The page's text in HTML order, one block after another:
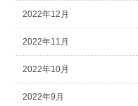
2022年12月
2022年11月
2022年10月
2022年9月